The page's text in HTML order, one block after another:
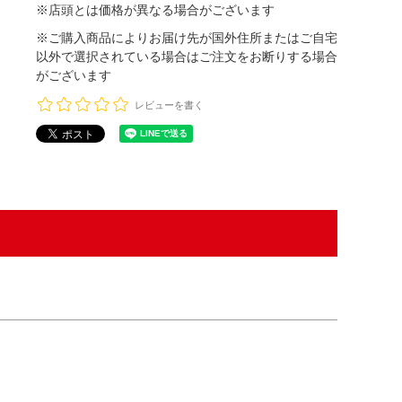
※店頭とは価格が異なる場合がございます
※ご購入商品によりお届け先が国外住所またはご自宅
以外で選択されている場合はご注文をお断りする場合
がございます
レビューを書く